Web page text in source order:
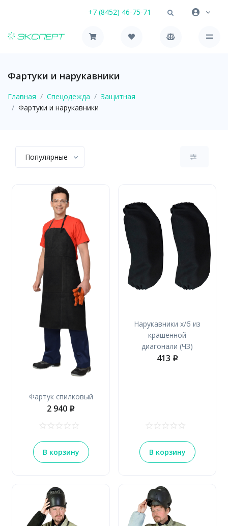
+7 (8452) 46-75-71
Фартуки и нарукавники
Главная Спецодежда
Защитная
Фартуки и нарукавники
Популярные
Фартук спилковый
2 940 p
В корзину
Нарукавники х/б из
крашенной
диагонали (ЧЗ)
413 p
В корзину